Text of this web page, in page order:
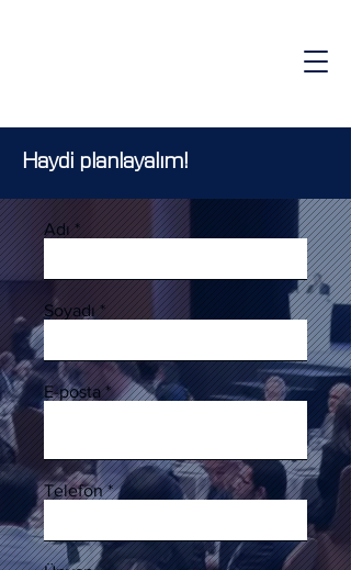
Haydi planlayalım!
Adı
Soyadı
E-posta
Telefon